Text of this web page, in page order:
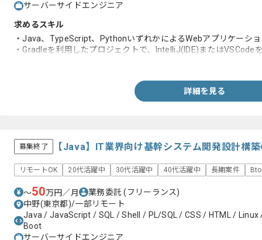
サーバーサイドエンジニア
求めるスキル
・Java、TypeScript、PythonいずれかによるWebアプリケーシ
・Gradleを利用したプロジェクトで、IntelliJ(IDE)またはVSCode
詳細を見る
募集終了 【Java】IT業界向け基幹システム開発設計構
リモートOK 20代活躍中 30代活躍中 40代活躍中 長期案件
〜50万円／月 業務委託(フリーランス)
中野(東京都)/一部リモート
Java / JavaScript / SQL / Shell / PL/SQL / CSS / HTML /
Boot
サーバーサイドエンジニア